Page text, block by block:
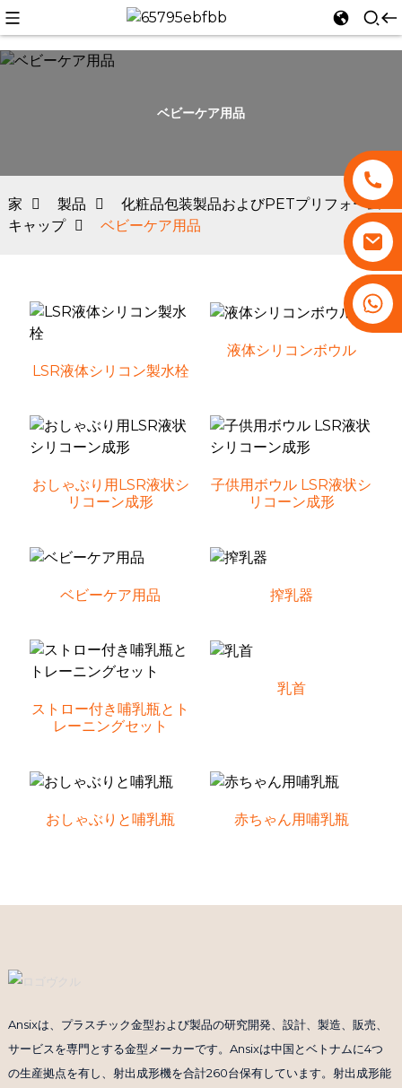
+86 13530645990
ベビーケア用品
家 製品
化粧品包装製品およびPETプリフォーム
キャップ
ベビーケア用品
LSR液体シリコン製水栓
液体シリコンボウル
おしゃぶり用LSR液状シ
リコーン成形
子供用ボウル LSR液状シ
リコーン成形
ベビーケア用品 搾乳器
ストロー付き哺乳瓶とト
レーニングセット
乳首
おしゃぶりと哺乳瓶 赤ちゃん用哺乳瓶
Ansixは、プラスチック金型および製品の研究開発、設計、製造、販売、
サービスを専門とする金型メーカーです。Ansixは中国とベトナムに4つ
の生産拠点を有し、射出成形機を合計260台保有しています。射出成形能